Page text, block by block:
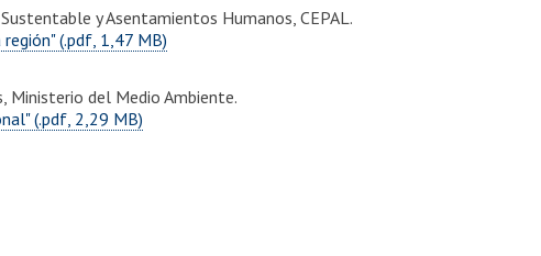
y Asentamientos Humanos, CEPAL.
(.pdf, 1,47 MB)
Ministerio del Medio Ambiente.
(.pdf, 2,29 MB)